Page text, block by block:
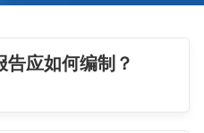
告应如何编制？